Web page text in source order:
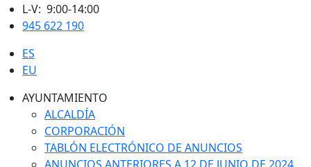
L-V: 9:00-14:00
945 622 190
ES
EU
AYUNTAMIENTO
ALCALDÍA
CORPORACIÓN
TABLÓN ELECTRÓNICO DE ANUNCIOS